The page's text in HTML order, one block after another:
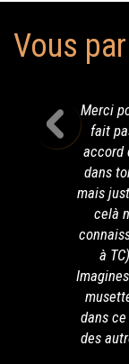
Vous
Merci
fait
accord
dans
mais
celà
à
dans
des